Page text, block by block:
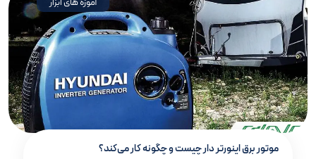
موتور برق اینورتر دار چیست و چگونه کار می‌کند؟